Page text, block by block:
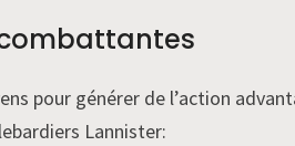
pour générer de l’action
Lannister: